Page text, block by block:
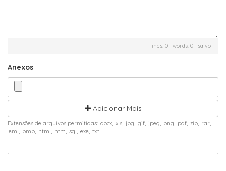
lines: 0 words: 0 salvo
Anexos
Adicionar Mais
Extensões de arquivos permitidas: .docx, .xls, .jpg, .gif, .jpeg, .png, .pdf, .zip, .rar,
.eml, .bmp, .html, .htm, .sql, .exe, .txt